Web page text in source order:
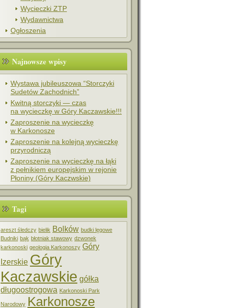
Wycieczki ZTP
Wydawnictwa
Ogłoszenia
Najnowsze wpisy
Wystawa jubileuszowa “Storczyki
Sudetów Zachodnich”
Kwitną storczyki — czas
na wycieczkę w Góry Kaczawskie!!!
Zaproszenie na wycieczkę
w Karkonosze
Zaproszenie na kolejną wycieczkę
przyrodniczą
Zaproszenie na wycieczkę na łąki
z pełnikiem europejskim w rejonie
Płoniny (Góry Kaczwskie)
Tagi
areszt śledczy bielik Bolków budki lęgowe
Budniki bąk błotniak stawowy dzwonek
karkonoski geologia Karkonoszy Góry
Izerskie Góry
Kaczawskie gółka
długoostrogowa Karkonoski Park
Narodowy Karkonosze